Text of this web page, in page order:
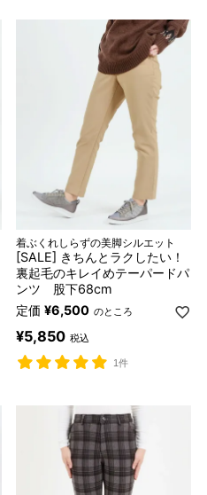
着ぶくれしらずの美脚シルエット
[SALE] きちんとラクしたい！
裏起毛のキレイめテーパードパ
ンツ 股下68cm
定価 ¥6,500 のところ
¥5,850 税込
1件